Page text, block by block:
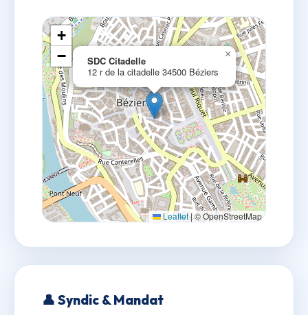
SDC Citadelle
12 r de la citadelle 34500 Béziers
×
+
−
Leaflet|© OpenStreetMap
👤 Syndic & Mandat